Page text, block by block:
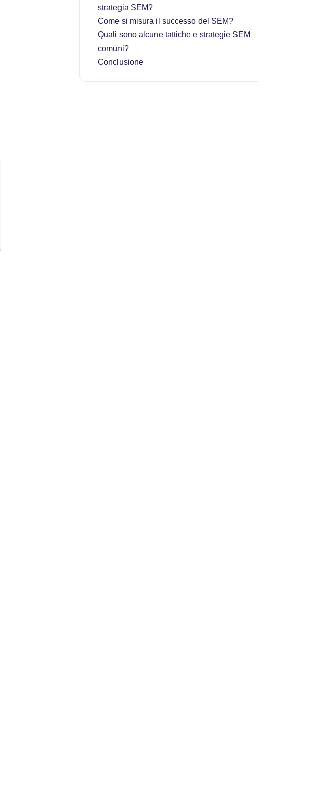
strategia SEM?
Come si misura il successo del SEM?
Quali sono alcune tattiche e strategie SEM
comuni?
Conclusione